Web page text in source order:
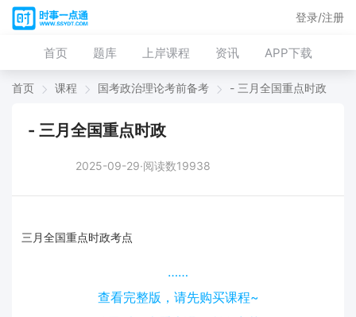
首页 题库 上岸课程 资讯 APP下载
登录/注册
首页 课程 国考政治理论考前备考 - 三月全国重点时政
- 三月全国重点时政
2025-09-29·阅读数19938
三月全国重点时政考点
……
查看完整版，请先购买课程~